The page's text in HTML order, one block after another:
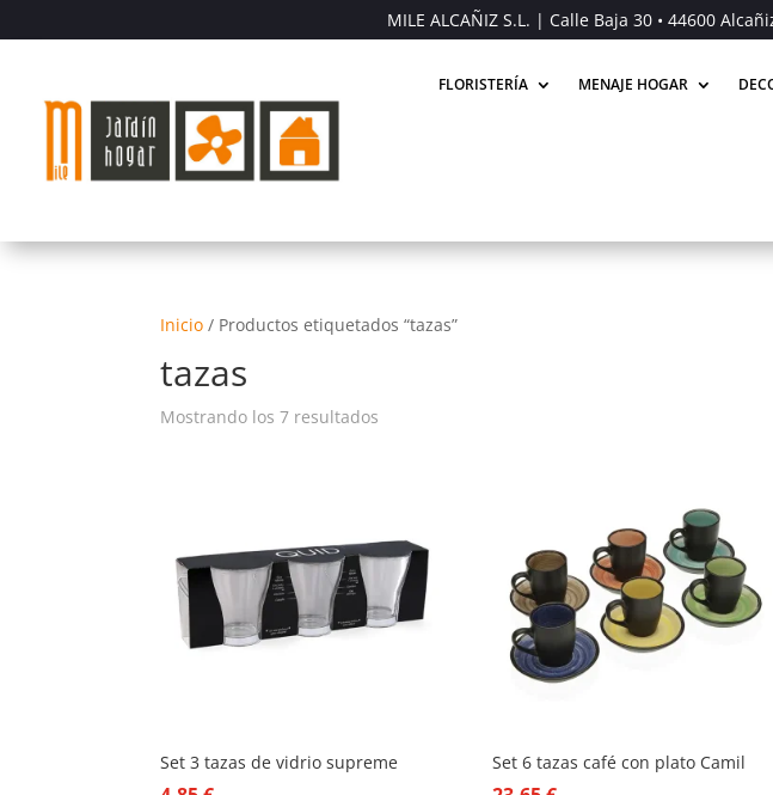
MILE ALCAÑIZ S.L. | Calle Baja 30 • 44600
FLORISTERÍA MENAJE HOGAR
Inicio / Productos etiquetados “tazas”
tazas
Mostrando los 7 resultados
Set 3 tazas de vidrio supreme Set 6 tazas café con plato Camil